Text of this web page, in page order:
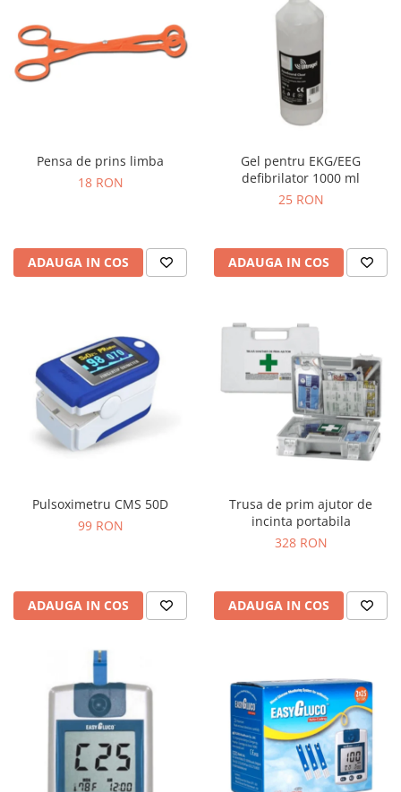
Pensa de prins limba
18 RON
ADAUGA IN COS
Gel pentru EKG/EEG
defibrilator 1000 ml
25 RON
ADAUGA IN COS
Pulsoximetru CMS 50D
99 RON
ADAUGA IN COS
Trusa de prim ajutor de
incinta portabila
328 RON
ADAUGA IN COS